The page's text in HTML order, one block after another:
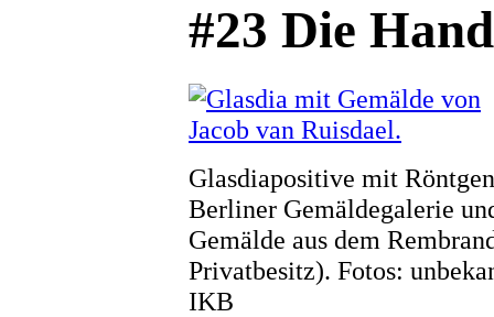
#23 Die
Glasdiapositive mit
Berliner Gemäldegalerie
Gemälde aus dem
Privatbesitz). Fotos:
IKB